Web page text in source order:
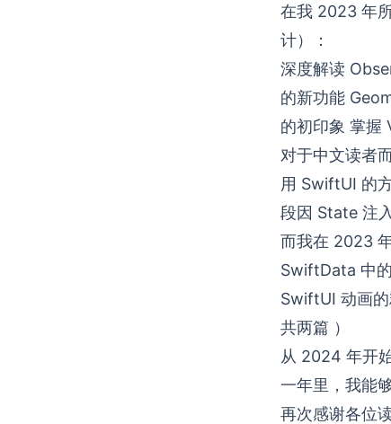
在我 2023 年
计）：
深度解读
的新功能
的初印象 掌握
对于中文读者
用 SwiftUI 的
段因 State 注
而我在 2023
SwiftData 中
SwiftUI 动画的
共两篇 ）
从 2024 年开
一年里，我能
再次感谢各位